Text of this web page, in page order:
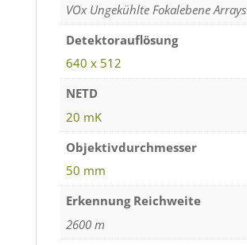
VOx Ungekühlte Fokalebene Arrays
Detektorauflösung
640 x 512
NETD
20 mK
Objektivdurchmesser
50 mm
Erkennung Reichweite
2600 m